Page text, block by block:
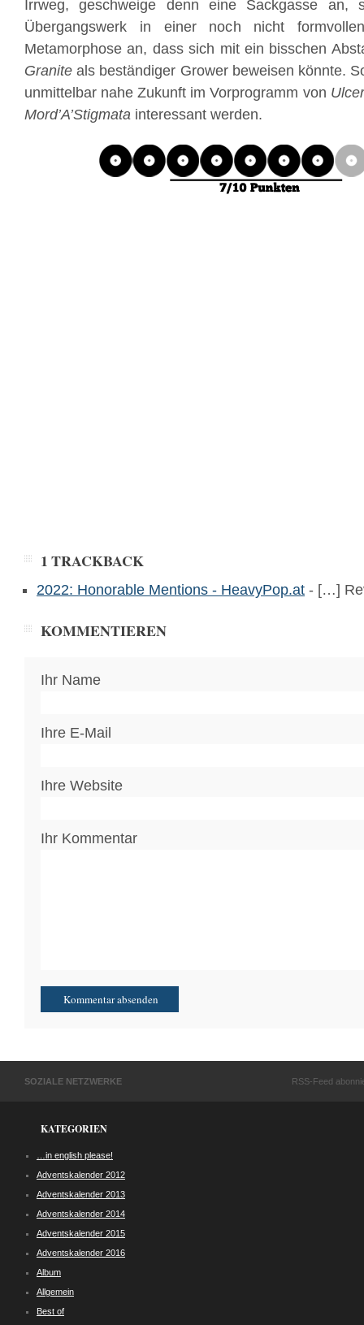
Irrweg, geschweige denn eine Sackgasse an,
Übergangswerk in einer noch nicht
Metamorphose an, dass sich mit ein bisschen
Granite als beständiger Grower beweisen könnte.
unmittelbar nahe Zukunft im Vorprogramm von
Mord’A’Stigmata interessant werden.
1 TRACKBACK
2022: Honorable Mentions - HeavyPop.at - […]
KOMMENTIEREN
Ihr Name
Ihre E-Mail
Ihre Website
Ihr Kommentar
SOZIALE NETZWERKE RSS-Feed
KATEGORIEN
…in english please!
Adventskalender 2012
Adventskalender 2013
Adventskalender 2014
Adventskalender 2015
Adventskalender 2016
Album
Allgemein
Best of